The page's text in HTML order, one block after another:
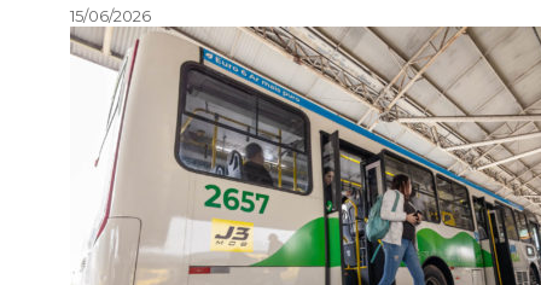
15/06/2026